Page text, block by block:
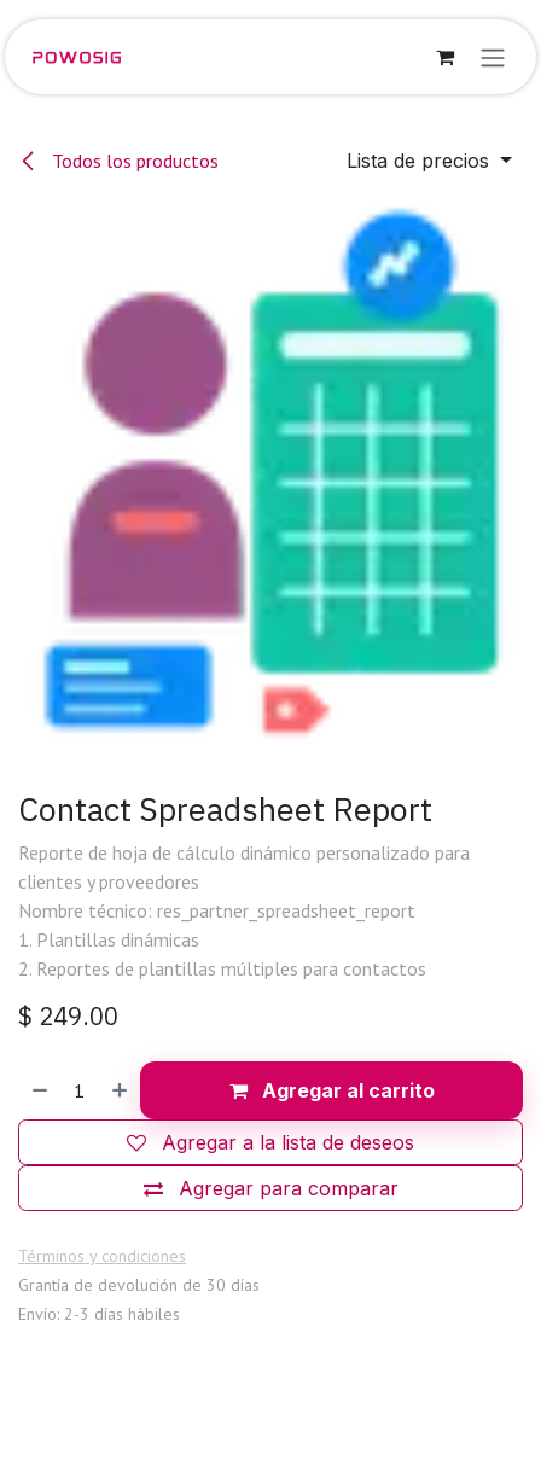
Ir al contenido
Todos los productos Lista de precios
Contact Spreadsheet Report
Reporte de hoja de cálculo dinámico personalizado para
clientes y proveedores
Nombre técnico: res_partner_spreadsheet_report
1. Plantillas dinámicas
2. Reportes de plantillas múltiples para contactos
$ 249.00
Agregar al carrito
Agregar para comparar
Agregar a la lista de deseos
Términos y condiciones
Grantía de devolución de 30 días
Envío: 2-3 días hábiles